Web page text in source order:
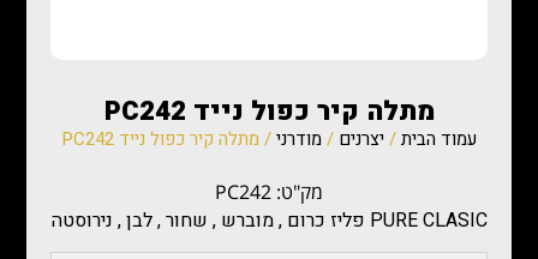
מתלה קיר כפול נייד PC242
עמוד הבית/ יצרנים / מודרני/ מתלה קיר כפול נייד PC242
מק"ט: PC242
PURE CLASIC פליז כרום , מוברש , שחור , לבן , נירוסטה